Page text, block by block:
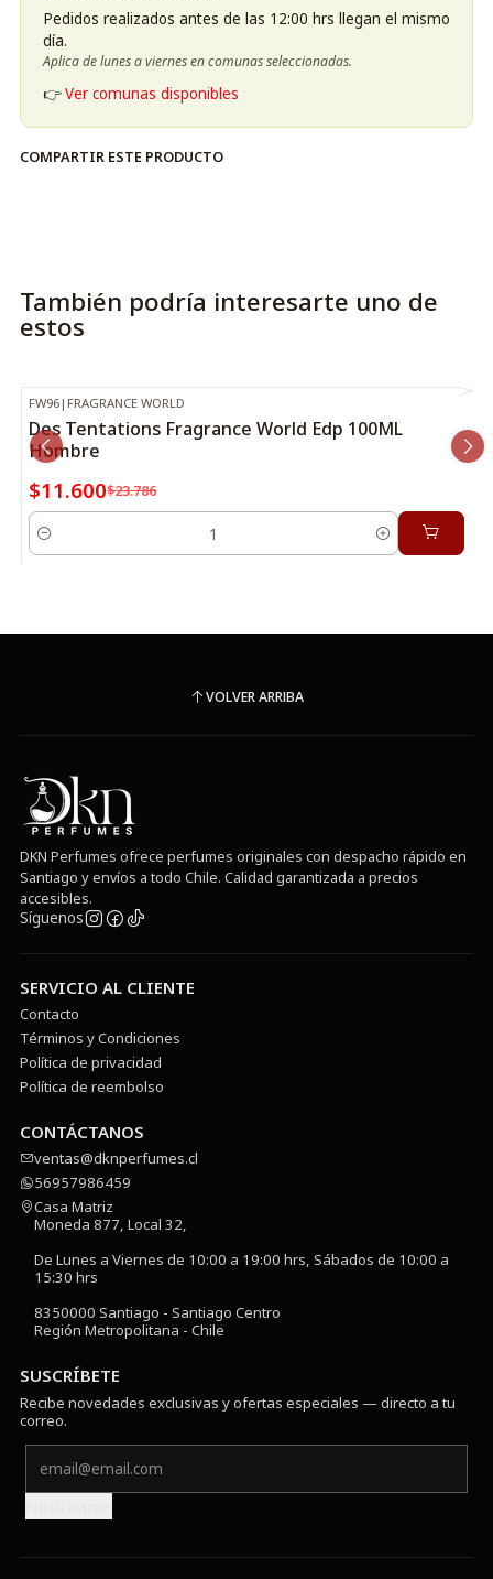
Pedidos realizados antes de las 12:00 hrs llegan el mismo
día.
Aplica de lunes a viernes en comunas seleccionadas.
👉Ver comunas disponibles
COMPARTIR ESTE PRODUCTO
También podría interesarte uno de
estos
-51%OFF
FW96 | FRAGRANCE WORLD
Des Tentations Fragrance World Edp 100ML
Hombre
$11.600$23.786
Cantidad
VOLVER ARRIBA
DKN Perfumes ofrece perfumes originales con despacho rápido en
Santiago y envíos a todo Chile. Calidad garantizada a precios
accesibles.
Síguenos
SERVICIO AL CLIENTE
Contacto
Términos y Condiciones
Política de privacidad
Política de reembolso
CONTÁCTANOS
ventas@dknperfumes.cl
56957986459
Casa Matriz
Moneda 877, Local 32,
De Lunes a Viernes de 10:00 a 19:00 hrs, Sábados de 10:00 a
15:30 hrs
8350000 Santiago - Santiago Centro
Región Metropolitana - Chile
SUSCRÍBETE
Recibe novedades exclusivas y ofertas especiales — directo a tu
correo.